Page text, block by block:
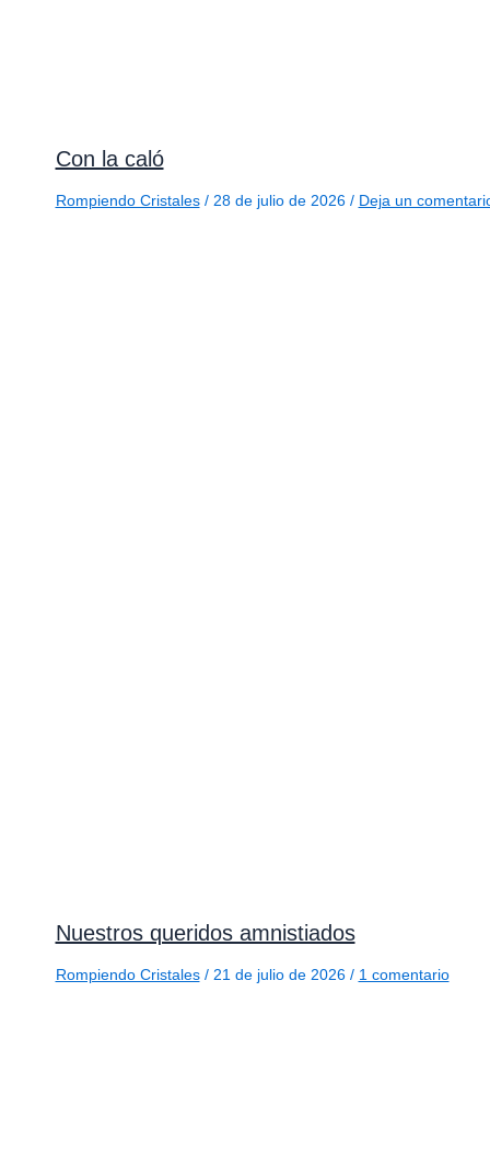
Con la caló
Rompiendo Cristales/ 28 de julio de 2026 / Deja un
Nuestros queridos amnistiados
Rompiendo Cristales/ 21 de julio de 2026 / 1 comentario